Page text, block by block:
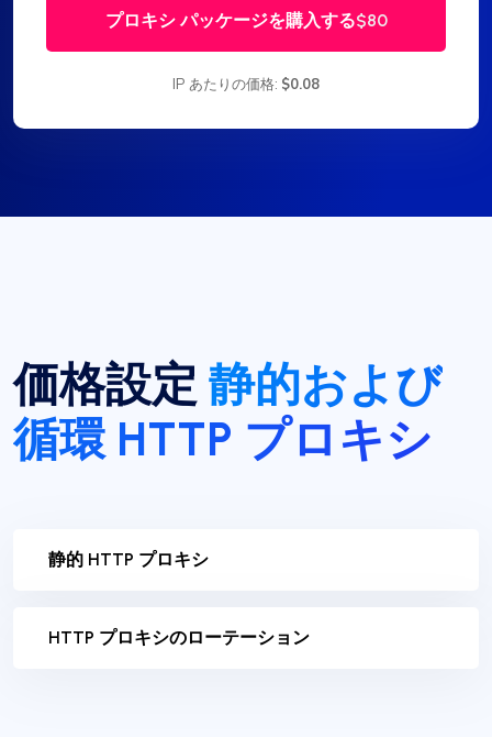
プロキシ パッケージを購入する$80
IP あたりの価格: $0.08
価格設定静的および
循環 HTTP プロキシ
静的 HTTP プロキシ
HTTP プロキシのローテーション